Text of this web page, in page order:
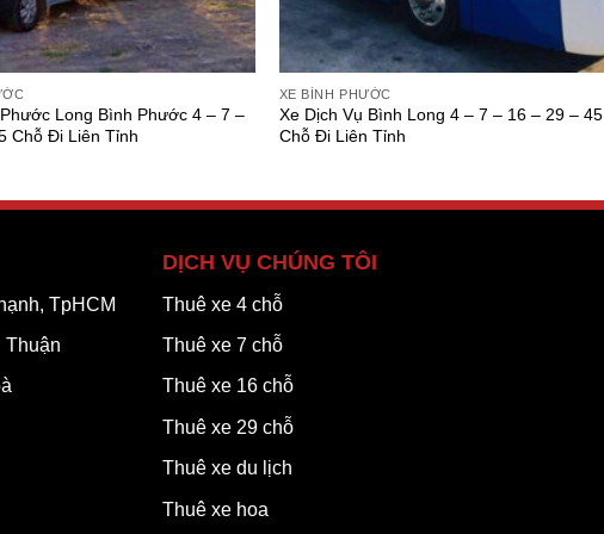
Long Bình Phước 4 – 7 –
Chỗ Đi Liên Tỉnh
XE BÌNH PHƯỚC
Xe Dịch Vụ Bình Long 4 – 7 – 16 – 29 – 45
Chỗ Đi Liên Tỉnh
TpHCM
Thuận
DỊCH VỤ CHÚNG TÔI
Thuê xe 4 chỗ
Thuê xe 7 chỗ
Thuê xe 16 chỗ
Thuê xe 29 chỗ
Thuê xe du lịch
Thuê xe hoa